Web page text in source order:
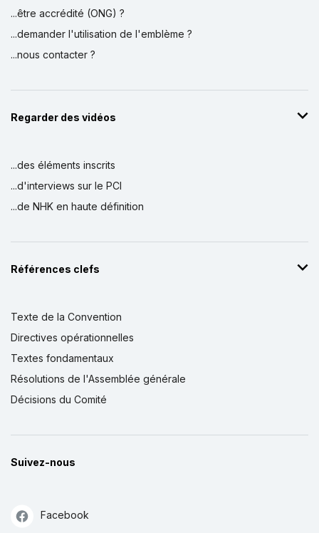
...être accrédité (ONG) ?
...demander l'utilisation de l'emblème ?
...nous contacter ?
Regarder des vidéos
...des éléments inscrits
...d'interviews sur le PCI
...de NHK en haute définition
Références clefs
Texte de la Convention
Directives opérationnelles
Textes fondamentaux
Résolutions de l'Assemblée générale
Décisions du Comité
Suivez-nous
Facebook